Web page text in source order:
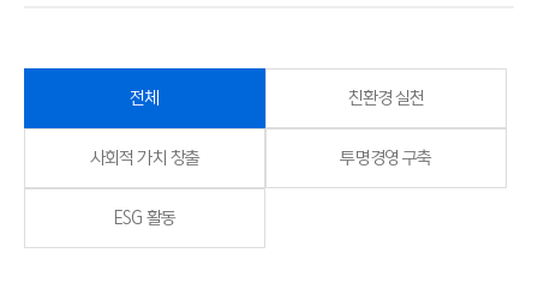
전체 친환경 실천
사회적 가치 창출 투명경영 구축
ESG 활동